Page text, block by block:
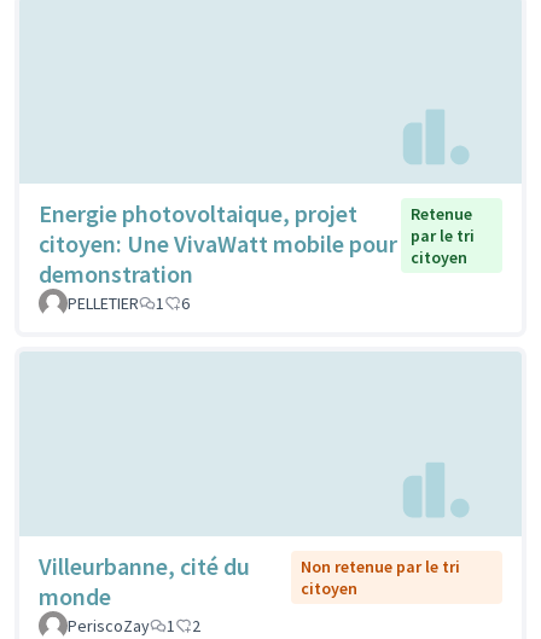
Energie photovoltaique, projet
citoyen: Une VivaWatt mobile pour
demonstration
Retenue
par le tri
citoyen
PELLETIER 1 6
Villeurbanne, cité du
monde
Non retenue par le tri
citoyen
PeriscoZay
1 2